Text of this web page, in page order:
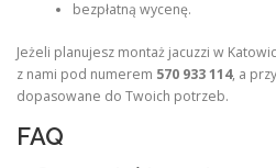
bezpłatną wycenę.
Jeżeli planujesz montaż jacuzzi w
z nami pod numerem 570 933 114, a
dopasowane do Twoich potrzeb.
FAQ